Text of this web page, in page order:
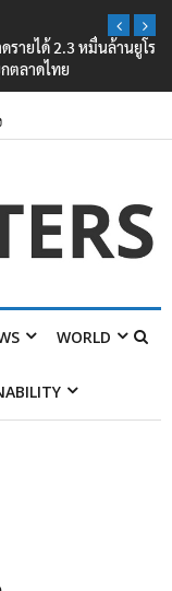
รายได้ 2.3 หมื่นล้านยูโร
ตลาดไทย
WORLD